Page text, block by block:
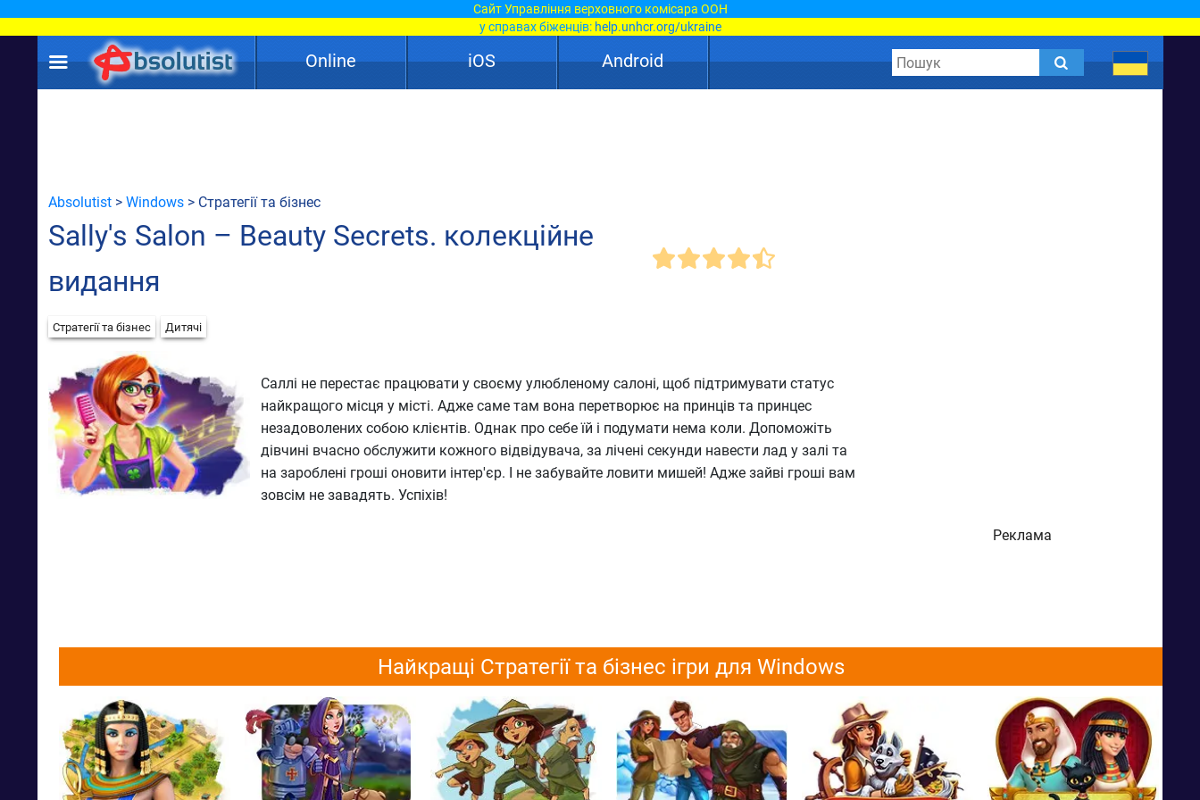
Сайт Управління верховного комісара ООН
у справах біженців: help.unhcr.org/ukraine
Online iOS Android
Absolutist > Windows > Стратегії та бізнес
Sally's Salon – Beauty Secrets. колекційне
видання
Стратегії та бізнес Дитячі
Саллі не перестає працювати у своєму улюбленому салоні, щоб підтримувати статус
найкращого місця у місті. Адже саме там вона перетворює на принців та принцес
незадоволених собою клієнтів. Однак про себе їй і подумати нема коли. Допоможіть
дівчині вчасно обслужити кожного відвідувача, за лічені секунди навести лад у залі та
на зароблені гроші оновити інтер'єр. І не забувайте ловити мишей! Адже зайві гроші вам
зовсім не завадять. Успіхів!
Реклама
Найкращі Стратегії та бізнес ігри для Windows